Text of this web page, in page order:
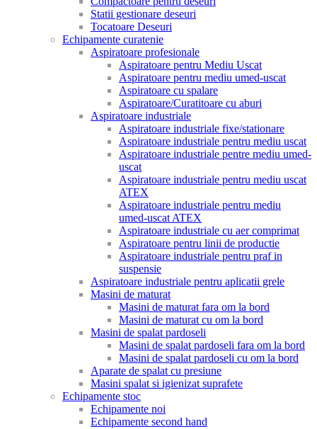
Statii gestionare deseuri
Tocatoare Deseuri
Echipamente curatenie
Aspiratoare profesionale
Aspiratoare pentru Mediu Uscat
Aspiratoare pentru mediu umed-uscat
Aspiratoare cu spalare
Aspiratoare/Curatitoare cu aburi
Aspiratoare industriale
Aspiratoare industriale fixe/stationare
Aspiratoare industriale pentru mediu uscat
Aspiratoare industriale pentre mediu umed-
uscat
Aspiratoare industriale pentru mediu uscat
ATEX
Aspiratoare industriale pentru mediu
umed-uscat ATEX
Aspiratoare industriale cu aer comprimat
Aspiratoare pentru linii de productie
Aspiratoare industriale pentru praf in
suspensie
Aspiratoare industriale pentru aplicatii grele
Masini de maturat
Masini de maturat fara om la bord
Masini de maturat cu om la bord
Masini de spalat pardoseli
Masini de spalat pardoseli fara om la bord
Masini de spalat pardoseli cu om la bord
Aparate de spalat cu presiune
Masini spalat si igienizat suprafete
Echipamente stoc
Echipamente noi
Echipamente second hand